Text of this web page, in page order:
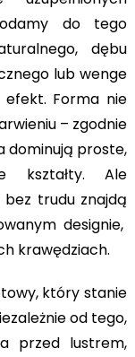
do tego
dębu
lub wenge
efekt. Forma nie
– zgodnie
dominują proste,
kształty. Ale
trudu znajdą
designie,
krawędziach.
który stanie
od tego,
przed lustrem,